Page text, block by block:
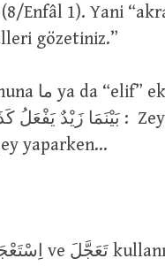
Enfâl 1). Yani
gözetiniz.”
yaparken…